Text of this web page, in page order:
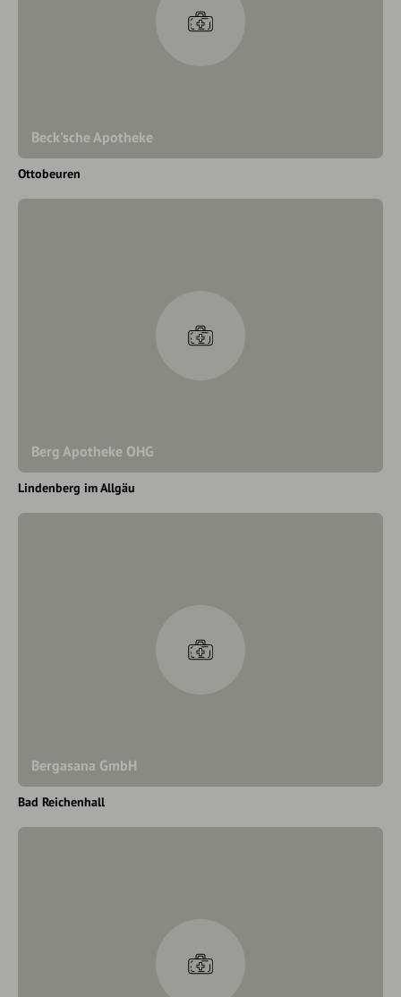
Beck'sche Apotheke
Ottobeuren
Berg Apotheke OHG
Lindenberg im Allgäu
Bergasana GmbH
Bad Reichenhall